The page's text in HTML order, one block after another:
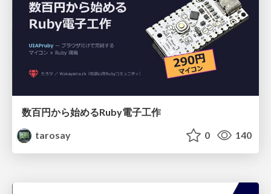
数百円から始めるRuby電子工作
tarosay
0 140